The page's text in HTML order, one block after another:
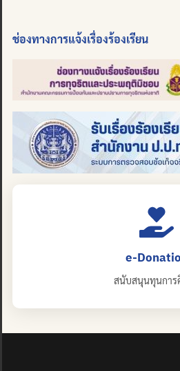
ช่องทางการแจ้งเรื่องร้องเรียน
e-
สนับสนุนทุนการ